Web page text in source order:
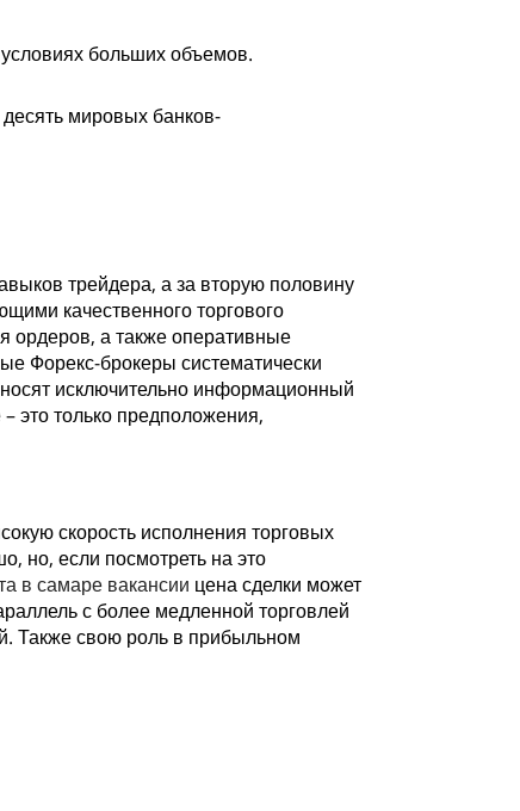
больших объемов.
мировых банков-
трейдера, а за вторую половину
качественного торгового
ордеров, а также оперативные
Форекс-брокеры систематически
исключительно информационный
это только предположения,
скорость исполнения торговых
но, если посмотреть на это
в самаре вакансии цена сделки может
с более медленной торговлей
Также свою роль в прибыльном